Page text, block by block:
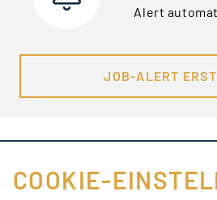
Alert
JOB-ALERT
FÜR JOBANBIETER
COOKIE-